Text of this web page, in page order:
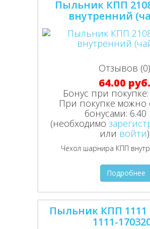
Пыльник КПП
внутренний
Отзывов (0)
64.00 руб.
Бонус при покупке:
При покупке можно
бонусами: 6.40
(необходимо
или войти)
Чехол шарнира КПП
Подробнее
Пыльник КПП 1111
1111-